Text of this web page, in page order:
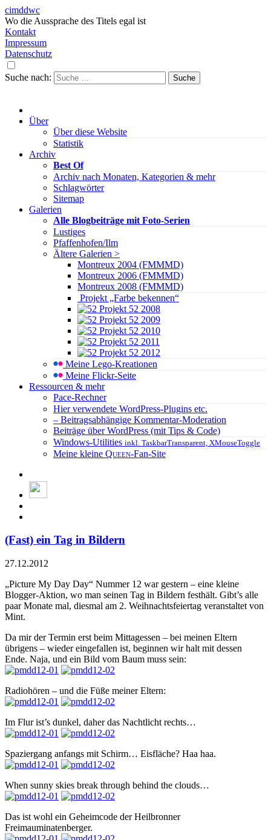
cimddwc
Wo die Aussprache des Titels egal ist
Kontakt
Impressum
Datenschutz
Suche nach:
Über
Über diese Website
Statistik
Archiv
Best Of
Archiv nach Monaten, Kategorien & mehr
Schlagwörter
Sitemap
Galerien
Alle Blogbeiträge mit Foto-Serien
Lustiges
Pfaffenhofen/Ilm
Ältere Galerien >
Montreux 2004 (FMMMD)
Montreux 2006 (FMMMD)
Montreux 2008 (FMMMD)
Projekt „Farbe bekennen“
Projekt 52 2008
Projekt 52 2009
Projekt 52 2010
Projekt 52 2011
Projekt 52 2012
Meine Lego-Kreationen
Meine Flickr-Seite
Ressourcen & mehr
Pace-Rechner
Hier verwendete WordPress-Plugins etc.
– Beitragsabhängige Kommentar-Moderation
Beiträge über WordPress (mit Tips & Code)
Windows-Utilities inkl. TaskbarTransparent, XMouseToggle
Meine kleine Queen-Fan-Site
(Fast) ein Tag in Bildern
27.12.2012
„Picture My Day Day“ Nummer 12 war gestern – eine kleine
Blogger-Aktion, wo man seinen Tag in Bildern festhält. Gibt’s alle
paar Monate mal, diesmal am 2. Weihnachtsfeiertag veranstaltet von
Mint.
Da mir der Termin erst beim Mittagessen – bei meinen Eltern
übrigens – wieder eingefallen ist, beginnen wir halt mit dessen
Ende. Naja, und ein Bild vom Baum muss sein:
Radiohören – und die Füße meiner Eltern:
Im Flur ist’s dunkel, daher das Nachtlicht rechts…
Spaziergang anfangs mit Schirm… Eisfläche? Haa haa.
When sunny skies break through behind the clouds…
Das ist wohl ein Geheimcode der Heilbronner
Freimauminatenberger.